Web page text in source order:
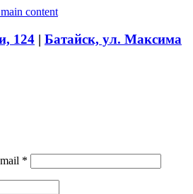
content
124 | Батайск, ул. Максима
*